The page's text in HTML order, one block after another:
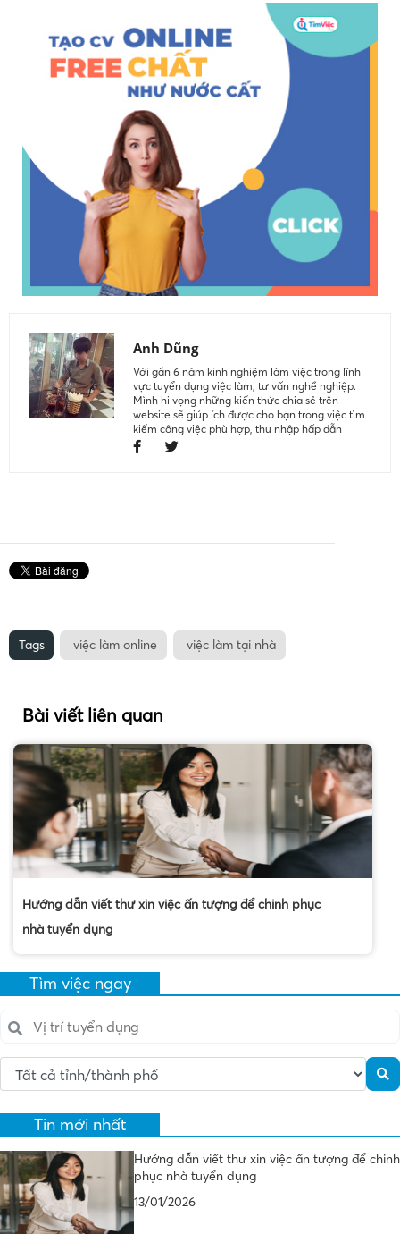
Anh Dũng
Với gần 6 năm kinh nghiệm làm việc trong lĩnh
vực tuyển dụng việc làm, tư vấn nghề nghiệp.
Mình hi vọng những kiến thức chia sẻ trên
website sẽ giúp ích được cho bạn trong việc tìm
kiếm công việc phù hợp, thu nhập hấp dẫn
Tags việc làm online việc làm tại nhà
Bài viết liên quan
Hướng dẫn viết thư xin việc ấn tượng để chinh phục
nhà tuyển dụng
Tìm việc ngay
Tin mới nhất
Hướng dẫn viết thư xin việc ấn tượng để chinh
phục nhà tuyển dụng
13/01/2026